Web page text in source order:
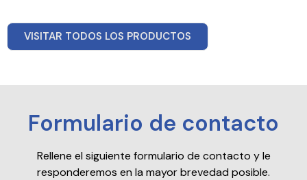
VISITAR TODOS LOS PRODUCTOS
Formulario de contacto
Rellene el siguiente formulario de contacto y le
responderemos en la mayor brevedad posible.